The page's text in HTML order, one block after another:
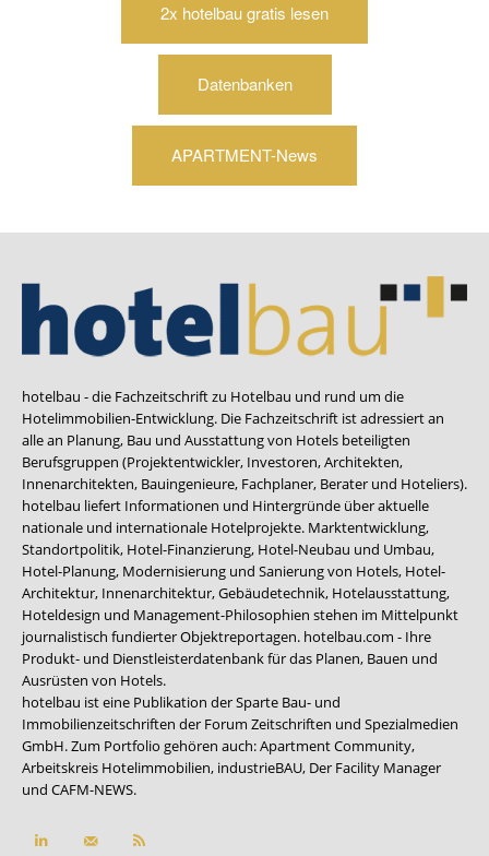
2x hotelbau gratis lesen
Datenbanken
APARTMENT-News
hotelbau - die Fachzeitschrift zu Hotelbau und rund um die
Hotelimmobilien-Entwicklung. Die Fachzeitschrift ist adressiert an
alle an Planung, Bau und Ausstattung von Hotels beteiligten
Berufsgruppen (Projektentwickler, Investoren, Architekten,
Innenarchitekten, Bauingenieure, Fachplaner, Berater und Hoteliers).
hotelbau liefert Informationen und Hintergründe über aktuelle
nationale und internationale Hotelprojekte. Marktentwicklung,
Standortpolitik, Hotel-Finanzierung, Hotel-Neubau und Umbau,
Hotel-Planung, Modernisierung und Sanierung von Hotels, Hotel-
Architektur, Innenarchitektur, Gebäudetechnik, Hotelausstattung,
Hoteldesign und Management-Philosophien stehen im Mittelpunkt
journalistisch fundierter Objektreportagen. hotelbau.com - Ihre
Produkt- und Dienstleisterdatenbank für das Planen, Bauen und
Ausrüsten von Hotels.
hotelbau ist eine Publikation der Sparte Bau- und
Immobilienzeitschriften der Forum Zeitschriften und Spezialmedien
GmbH. Zum Portfolio gehören auch:Apartment Community,
Arbeitskreis Hotelimmobilien, industrieBAU, Der Facility Manager
und CAFM-NEWS.